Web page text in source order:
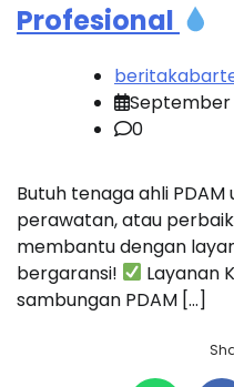
Profesional
September
0
Butuh tenaga ahli
perawatan, atau
membantu dengan
bergaransi!
Layanan
sambungan PDAM […]